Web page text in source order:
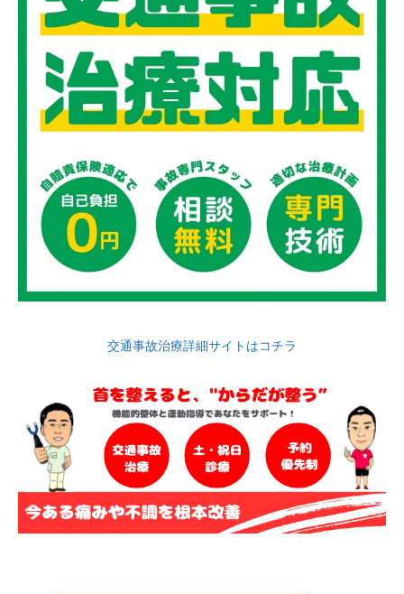
交通事故治療詳細サイトはコチラ